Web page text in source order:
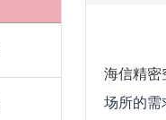
海信精密
场所的需